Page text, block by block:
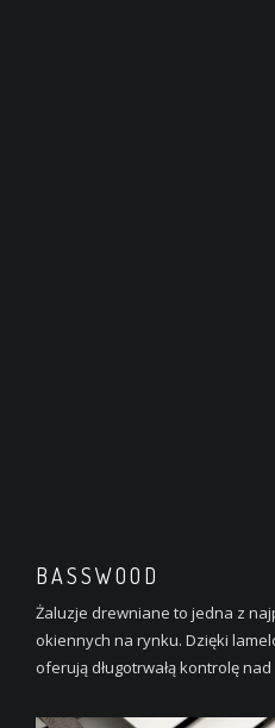
BASSWOOD
Żaluzje drewniane to jedna z
okiennych na rynku. Dzięki
oferują długotrwałą kontrolę